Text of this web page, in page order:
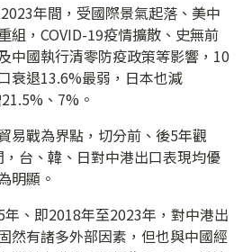
年間，受國際景氣起落、美中
組，COVID-19疫情擴散、史無前
中國執行清零防疫政策等影響，10
衰退13.6%最弱，日本也減
、7%。
易戰為界點，切分前、後5年觀
台、韓、日對中港出口表現均優
明顯。
、即2018年至2023年，對中港出
然有諸多外部因素，但也與中國經